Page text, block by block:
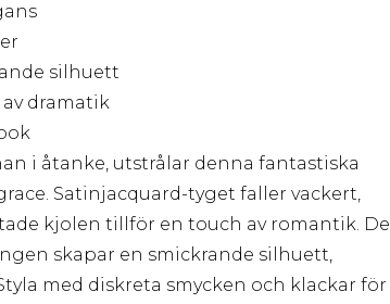
silhuett
dramatik
i åtanke, utstrålar denna fantastiska
Satinjacquard-tyget faller vackert,
kjolen tillför en touch av romantik. De
skapar en smickrande silhuett,
med diskreta smycken och klackar för